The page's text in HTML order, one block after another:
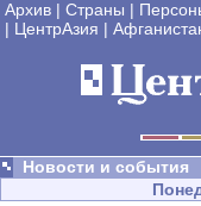
Архив | Страны |
| ЦентрАзия |
Новости и события